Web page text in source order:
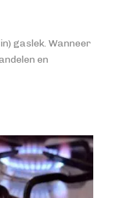
gaslek. Wanneer
en